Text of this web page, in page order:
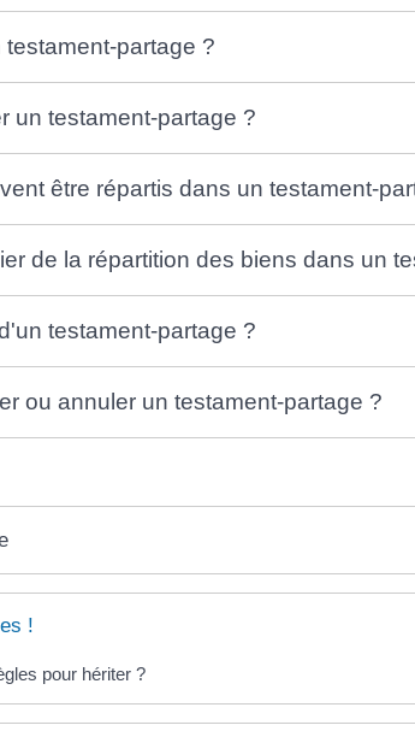
partage ?
un testament-partage ?
être répartis dans un testament-
de la répartition des biens dans un
testament-partage ?
ou annuler un testament-partage ?
!
pour hériter ?